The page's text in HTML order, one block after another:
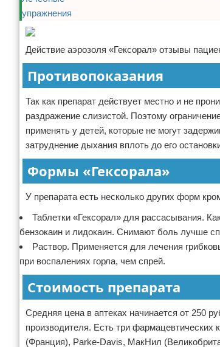
Действие аэрозоля «Гексорал» отзывы
Противопоказания
Так как препарат действует местно и не
раздражение слизистой. Поэтому
применять у детей, которые не могут
затруднение дыхания вплоть до его
Формы «Гексорала»
У препарата есть несколько других форм
Таблетки «Гексорал» для рассасывания.
бензокаин и лидокаин. Снимают боль лучше
Раствор. Применяется для лечения
при воспалениях горла, чем спрей.
Стоимость препарата
Средняя цена в аптеках начинается от 250
производителя. Есть три
(Франция), Parke-Davis, МакНил